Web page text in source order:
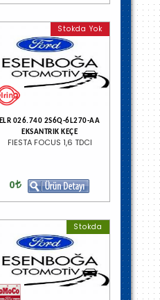
Stokda Yok
ELR 026.740 2S6Q-6L270-AA
EKSANTRIK KEÇE
FIESTA FOCUS 1,6 TDCI
0
Stokda